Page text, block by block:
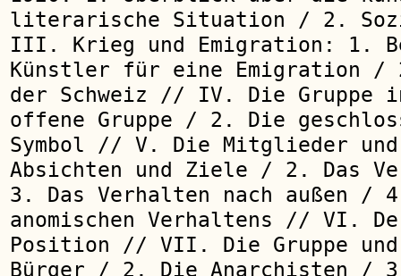
literarische Situation / 2.
III. Krieg und Emigration: 1.
Künstler für eine Emigration /
der Schweiz // IV. Die Gruppe
offene Gruppe / 2. Die
Symbol // V. Die Mitglieder
Absichten und Ziele / 2. Das
3. Das Verhalten nach außen /
anomischen Verhaltens // VI.
Position // VII. Die Gruppe
Bürger / 2. Die Anarchisten /